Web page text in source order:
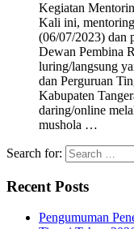
Kegiatan
Kali ini,
(06/07/2023) dan
Dewan Pembina
luring/langsung
dan Perguruan
Kabupaten
daring/online
mushola …
Search for:
Recent Posts
Pengumuman